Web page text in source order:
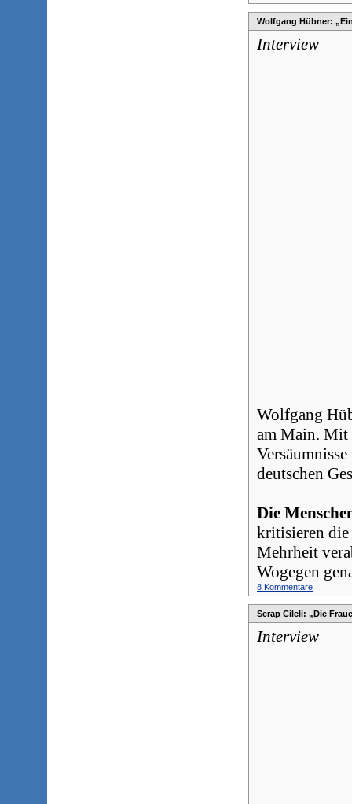
Wolfgang Hübner:
Interview
Wolfgang
am Main. Mit
deutschen
Die
kritisieren
Mehrheit
Wogegen
8 Kommentare
Serap Cileli: „Die
Interview